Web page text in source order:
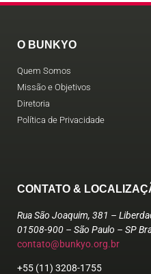
O BUNKYO
Quem Somos
Missão e Objetivos
Diretoria
Política de Privacidade
CONTATO &
Rua São Joaquim, 381 –
01508-900 – São Paulo – SP
contato@bunkyo.org.br
+55 (11) 3208-1755